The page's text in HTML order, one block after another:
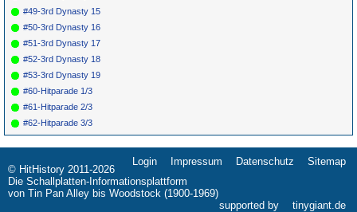
#49-3rd Dynasty 15
#50-3rd Dynasty 16
#51-3rd Dynasty 17
#52-3rd Dynasty 18
#53-3rd Dynasty 19
#60-Hitparade 1/3
#61-Hitparade 2/3
#62-Hitparade 3/3
Navigation
überspringen
Login Impressum Datenschutz Sitemap
© HitHistory 2011-2026
Die Schallplatten-Informationsplattform
von Tin Pan Alley bis Woodstock (1900-1969)
supported by
tinygiant.de